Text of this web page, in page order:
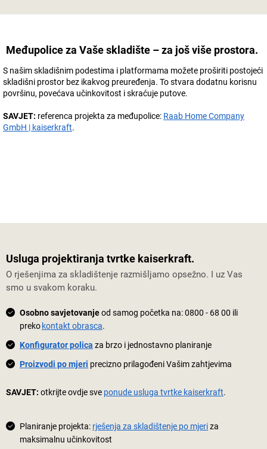
Međupolice za Vaše skladište – za još više prostora.
S našim skladišnim podestima i platformama možete proširiti postojeći
skladišni prostor bez ikakvog preuređenja. To stvara dodatnu korisnu
površinu, povećava učinkovitost i skraćuje putove.
SAVJET: referenca projekta za međupolice: Raab Home Company
GmbH | kaiserkraft.
Usluga projektiranja tvrtke kaiserkraft.
O rješenjima za skladištenje razmišljamo opsežno. I uz Vas
smo u svakom koraku.
Osobno savjetovanjeod samog početka na:0800 - 68 00 ili
preko kontakt obrasca.
Konfigurator polica za brzo i jednostavno planiranje
Proizvodi po mjeri precizno prilagođeni Vašim zahtjevima
SAVJET: otkrijte ovdje sve ponude usluga tvrtke kaiserkraft.
Planiranje projekta: rješenja za skladištenje po mjeriza
maksimalnu učinkovitost